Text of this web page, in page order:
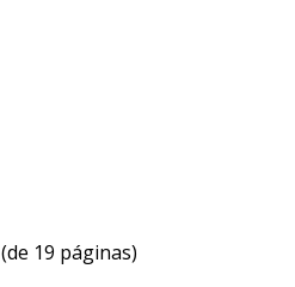
(de 19 páginas)